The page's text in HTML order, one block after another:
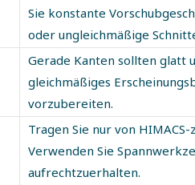
Sie konstante
oder ungleichmäßige
Gerade Kanten sollten glatt
gleichmäßiges
vorzubereiten.
Tragen Sie nur von
Verwenden Sie
aufrechtzuerhalten.